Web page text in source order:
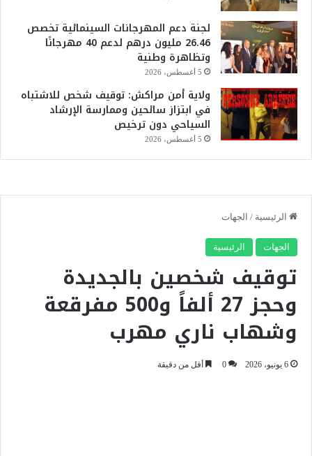
لجنة دعم المهرجانات السينمائية تخصص
26.46 مليون درهم لدعم 40 مهرجانًا
وتظاهرة وطنية
5 أغسطس، 2026
ولاية أمن مراكش: توقيف شخص للاشتباه
في ابتزاز سائحين وممارسة الإرشاد
السياحي دون ترخيص
5 أغسطس، 2026